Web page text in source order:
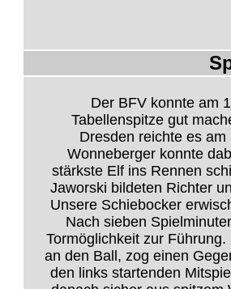
Der BFV konnte am
Tabellenspitze gut
Dresden reichte es
Wonneberger konnte
stärkste Elf ins Rennen
Jaworski bildeten Richter
Unsere Schiebocker
Nach sieben
Tormöglichkeit zur
an den Ball, zog einen
den links startenden